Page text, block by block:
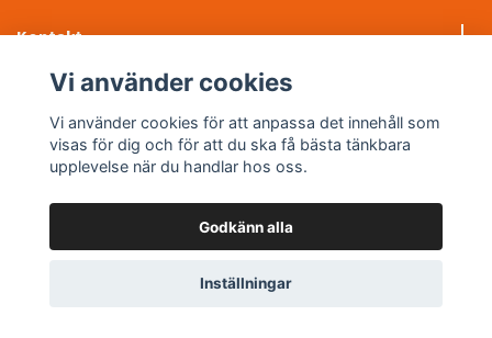
Kontakt
Sociala medier
© 2026 WTP Maskin AB
Vi använder cookies
Vi använder cookies för att anpassa det innehåll som
visas för dig och för att du ska få bästa tänkbara
upplevelse när du handlar hos oss.
Godkänn alla
Inställningar